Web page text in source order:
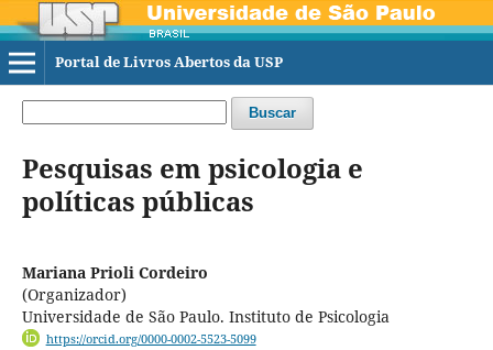
Portal de Livros Abertos da USP
Buscar
Pesquisas em psicologia e
políticas públicas
Mariana Prioli Cordeiro
(Organizador)
Universidade de São Paulo. Instituto de Psicologia
https://orcid.org/0000-0002-5523-5099